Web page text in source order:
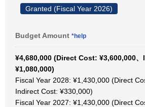
Granted (Fiscal Year 2026)
Budget Amount *help
¥4,680,000 (Direct Cost: ¥3,600,000
¥1,080,000)
Fiscal Year 2028: ¥1,430,000 (Direct
Indirect Cost: ¥330,000)
Fiscal Year 2027: ¥1,430,000 (Direct